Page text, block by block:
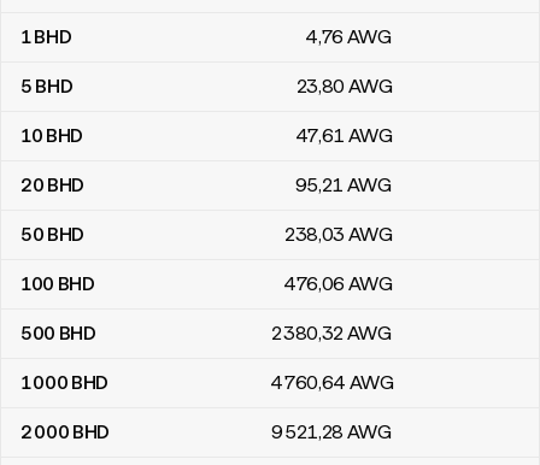
Table de conversion dinars bahreïnis vers florins arubais
1BHD 4,76 AWG
5 BHD 23,80 AWG
10 BHD 47,61 AWG
20 BHD 95,21 AWG
50 BHD 238,03 AWG
100 BHD 476,06 AWG
500 BHD 2 380,32AWG
1 000 BHD 4 760,64 AWG
2 000 BHD 9 521,28 AWG